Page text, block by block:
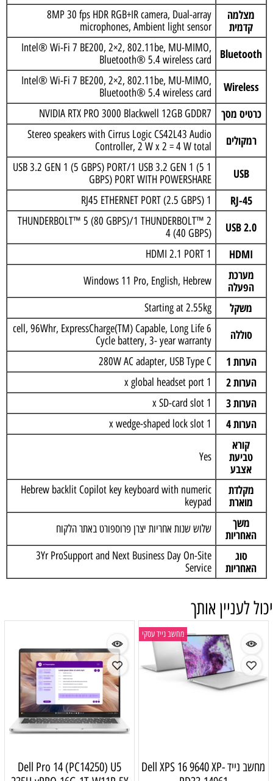
מצלמה
קדמית
8MP 30 fps HDR RGB+IR camera, Dual-array
microphones, Ambient light sensor
Bluetooth
Intel® Wi-Fi 7 BE200, 2×2, 802.11be, MU-MIMO,
Bluetooth® 5.4 wireless card
Wireless
Intel® Wi-Fi 7 BE200, 2×2, 802.11be, MU-MIMO,
Bluetooth® 5.4 wireless card
כרטיס מסך NVIDIA RTX PRO 3000 Blackwell 12GB GDDR7
רמקולים
Stereo speakers with Cirrus Logic CS42L43 Audio
Controller, 2 W x 2 = 4 W total
USB
1 USB 3.2 GEN 1 (5 GBPS) PORT/1 USB 3.2 GEN 1 (5
GBPS) PORT WITH POWERSHARE
RJ-45
1 RJ45 ETHERNET PORT (2.5 GBPS)
USB 2.0
2 THUNDERBOLT™ 5 (80 GBPS)/1 THUNDERBOLT™
4 (40 GBPS)
HDMI
1 HDMI 2.1 PORT
מערכת
הפעלה
Windows 11 Pro, English, Hebrew
משקל Starting at 2.55kg
סוללה
6 cell, 96Whr, ExpressCharge(TM) Capable, Long Life
Cycle battery, 3- year warranty
הערות 1 280W AC adapter, USB Type C
הערות 2 1 x global headset port
הערות 3 1 x SD-card slot
הערות 4 1 x wedge-shaped lock slot
קורא
טביעת
אצבע
Yes
מקלדת
מוארת
Hebrew backlit Copilot key keyboard with numeric
keypad
משך
האחריות
שלוש שנות אחריות יצרן פרוספורט באתר הלקוח
סוג
האחריות
3Yr ProSupport and Next Business Day On-Site
Service
יכול לעניין אותך
מחשב נייד עסקי
מחשב נייד Dell XPS 16 9640 XP-
Dell Pro 14 (PC14250) U5